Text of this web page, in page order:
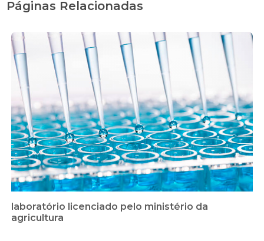
Páginas Relacionadas
laboratório licenciado pelo ministério da
agricultura